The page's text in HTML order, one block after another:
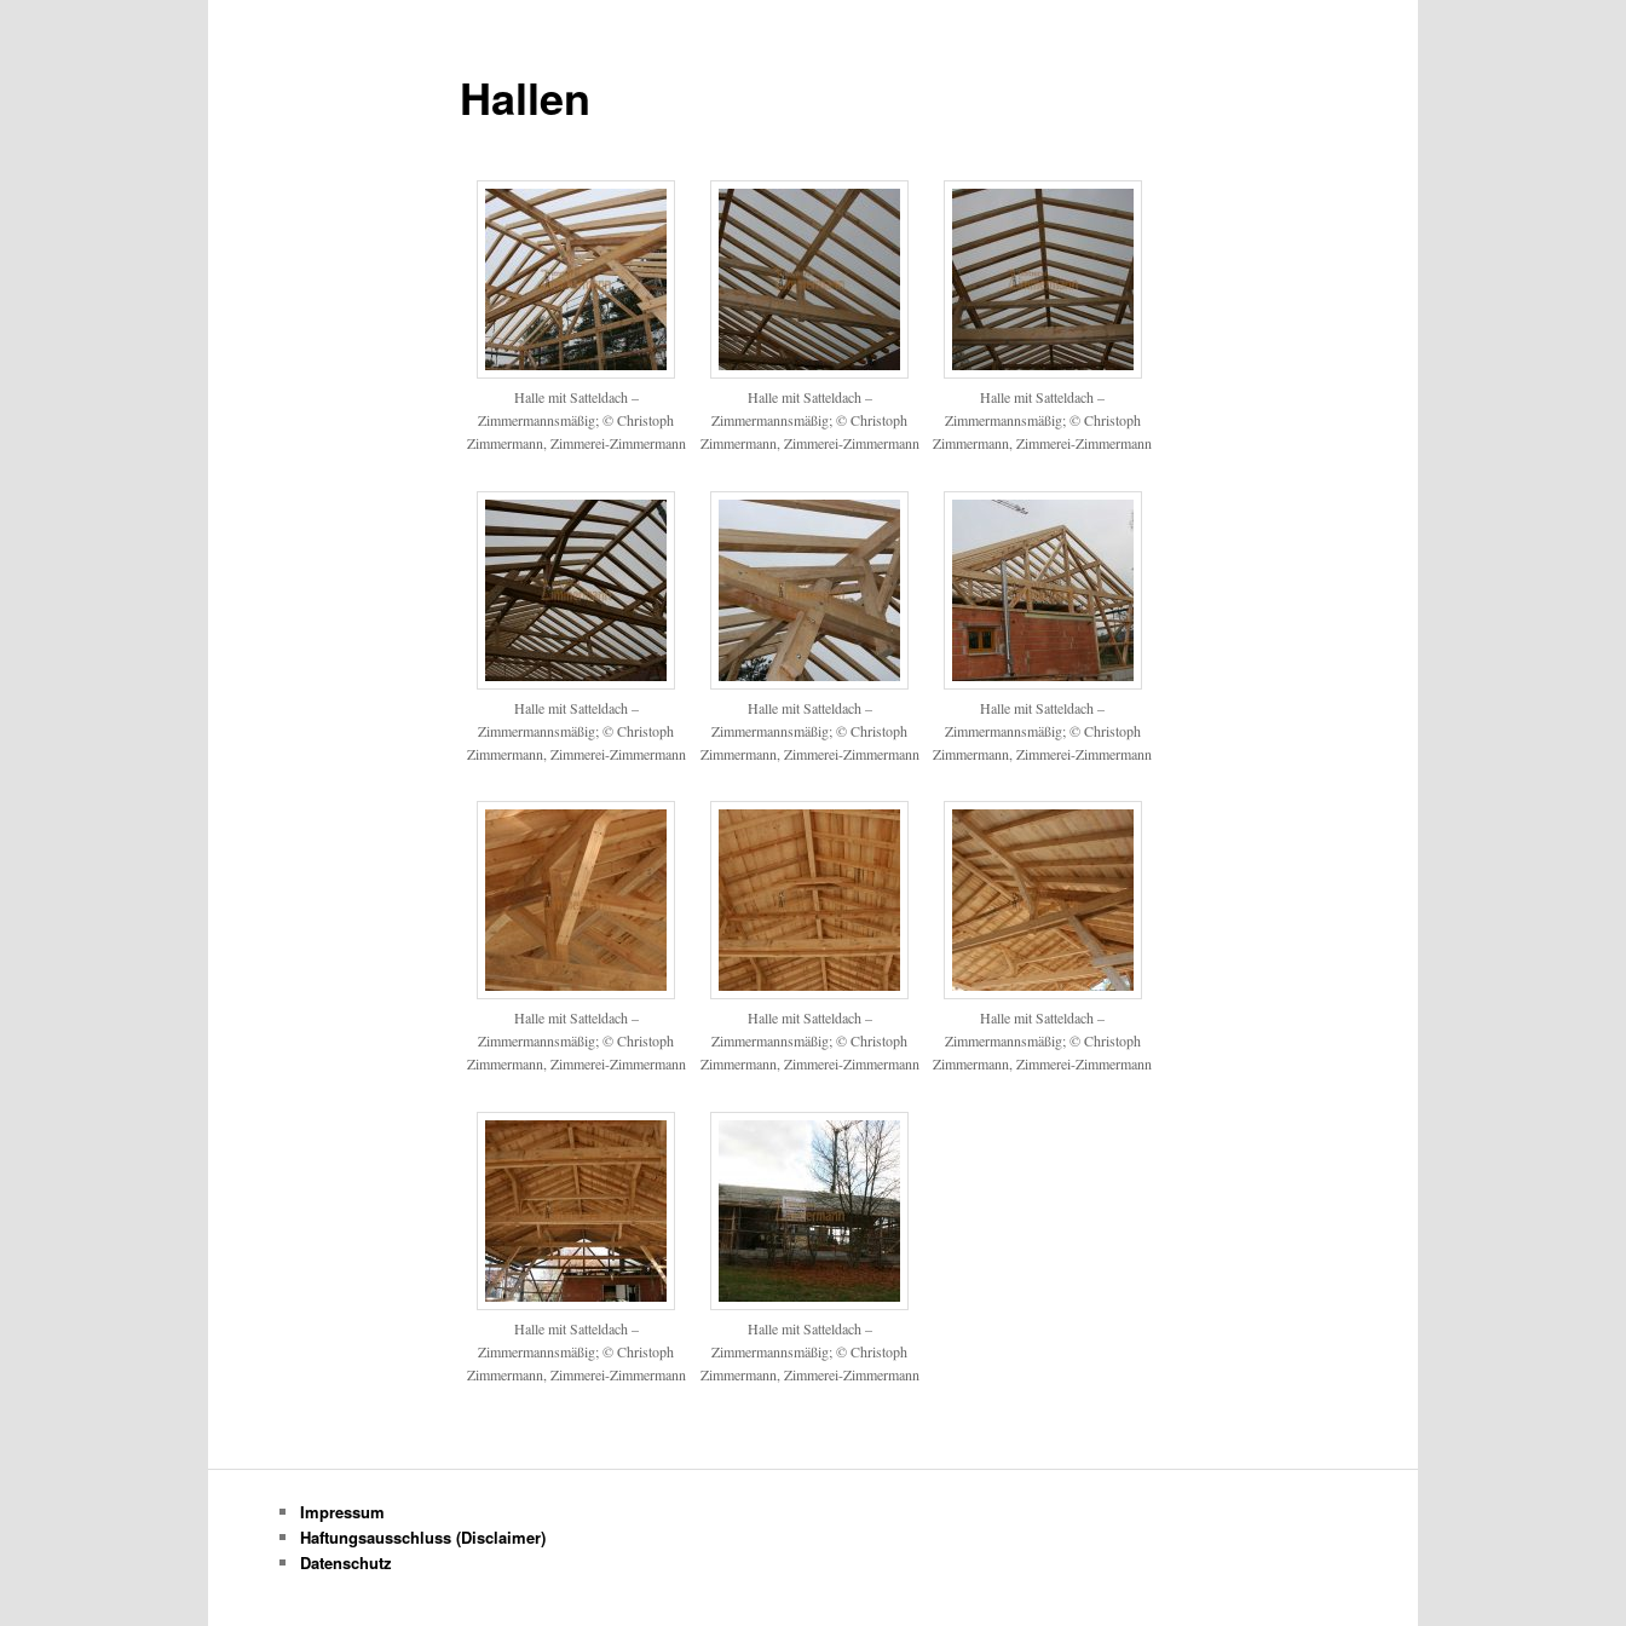
Hallen
Halle mit Satteldach –
Zimmermannsmäßig; © Christoph
Zimmermann, Zimmerei-Zimmermann
Halle mit Satteldach –
Zimmermannsmäßig; © Christoph
Zimmermann, Zimmerei-Zimmermann
Halle mit Satteldach –
Zimmermannsmäßig; © Christoph
Zimmermann, Zimmerei-Zimmermann
Halle mit Satteldach –
Zimmermannsmäßig; © Christoph
Zimmermann, Zimmerei-Zimmermann
Halle mit Satteldach –
Zimmermannsmäßig; © Christoph
Zimmermann, Zimmerei-Zimmermann
Halle mit Satteldach –
Zimmermannsmäßig; © Christoph
Zimmermann, Zimmerei-Zimmermann
Halle mit Satteldach –
Zimmermannsmäßig; © Christoph
Zimmermann, Zimmerei-Zimmermann
Halle mit Satteldach –
Zimmermannsmäßig; © Christoph
Zimmermann, Zimmerei-Zimmermann
Halle mit Satteldach –
Zimmermannsmäßig; © Christoph
Zimmermann, Zimmerei-Zimmermann
Halle mit Satteldach –
Zimmermannsmäßig; © Christoph
Zimmermann, Zimmerei-Zimmermann
Halle mit Satteldach –
Zimmermannsmäßig; © Christoph
Zimmermann, Zimmerei-Zimmermann
Impressum
Haftungsausschluss (Disclaimer)
Datenschutz